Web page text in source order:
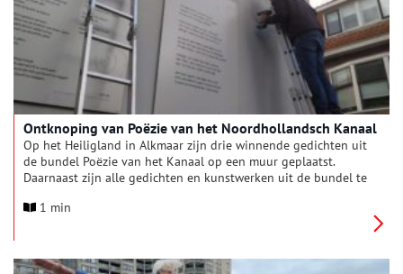
Ontknoping van Poëzie van het Noordhollandsch Kanaal
Op het Heiligland in Alkmaar zijn drie winnende gedichten uit
de bundel Poëzie van het Kanaal op een muur geplaatst.
Daarnaast zijn alle gedichten en kunstwerken uit de bundel te
1 min